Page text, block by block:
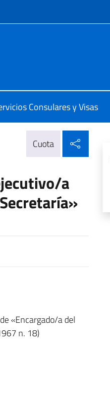
menú
Consulares y Visas
Cuota
a
«Encargado/a del
n. 18)